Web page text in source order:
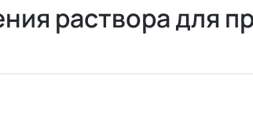
раствора для